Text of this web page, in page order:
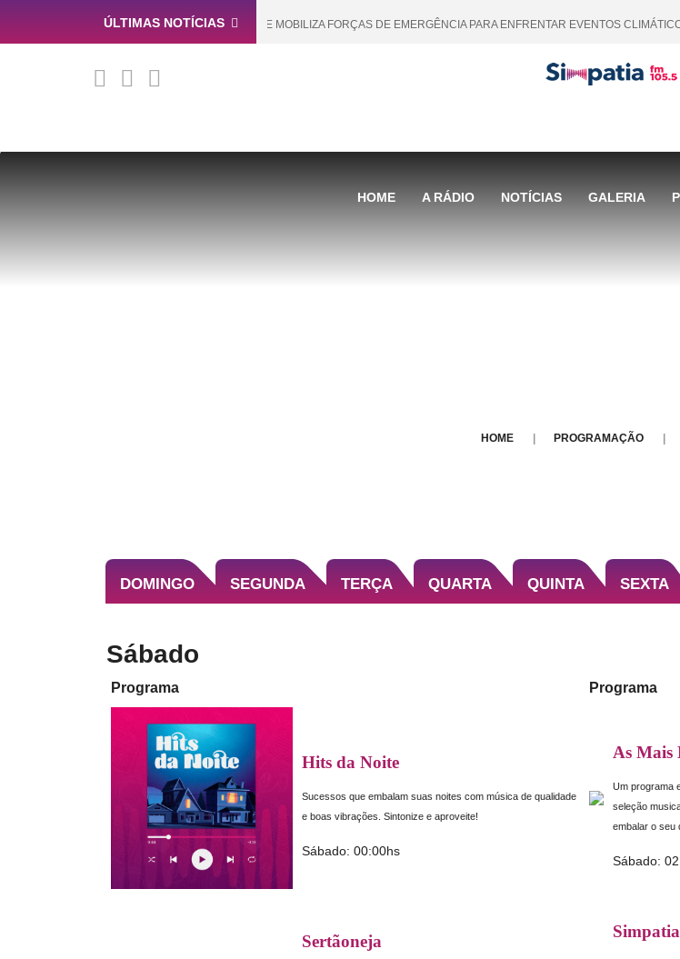
ÚLTIMAS NOTÍCIAS
CAMPOS NOVOS REFORÇA PREVENÇÃO E MOBILIZA FORÇAS DE EMERGÊNCIA PARA ENFRENTAR EVENTOS CLIMÁTICOS.
HOME A RÁDIO NOTÍCIAS GALERIA
HOME PROGRAMAÇÃO
DOMINGO SEGUNDA TERÇA QUARTA QUINTA SEXTA
Sábado
Programa Programa
Hits da Noite
Sucessos que embalam suas noites com música de qualidade
e boas vibrações. Sintonize e aproveite!
Sábado: 00:00hs
As Mais
Um programa
seleção
embalar o seu
Sábado:
Sertãoneja